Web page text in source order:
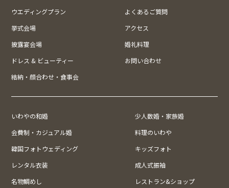
ウエディングプラン
よくあるご質問
挙式会場
アクセス
披露宴会場
婚礼料理
ドレス & ビューティー
お問い合わせ
結納・顔合わせ・食事会
いわやの和婚
少人数婚・家族婚
会費制・カジュアル婚
料理のいわや
韓国フォトウェディング
キッズフォト
レンタル衣装
成人式振袖
名物鯛めし
レストラン&ショップ